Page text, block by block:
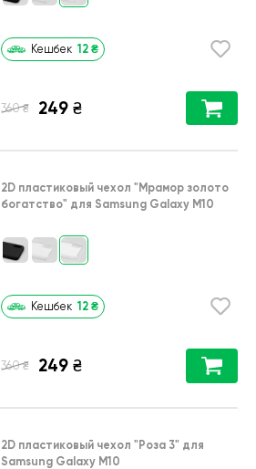
Кешбек 12 ₴
360 ₴ 249 ₴
2D пластиковый чехол "Мрамор золото
богатство" для Samsung Galaxy M10
Кешбек 12 ₴
360 ₴ 249 ₴
2D пластиковый чехол "Роза 3" для
Samsung Galaxy M10